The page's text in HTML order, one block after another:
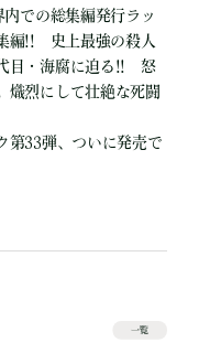
での総集編発行ラッ
編!! 史上最強の殺人
目・海腐に迫る!! 怒
熾烈にして壮絶な死闘
第33弾、ついに発売で
一覧